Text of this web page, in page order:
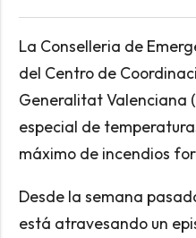
La Conselleria de
del Centro de
Generalitat Valenciana
especial de
máximo de incendios
Desde la semana
está atravesando un